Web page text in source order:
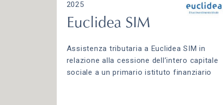
2025
Euclidea SIM
Assistenza tributaria a Euclidea SIM in
relazione alla cessione dell’intero capitale
sociale a un primario istituto finanziario